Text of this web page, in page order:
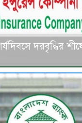
দরবৃদ্ধির